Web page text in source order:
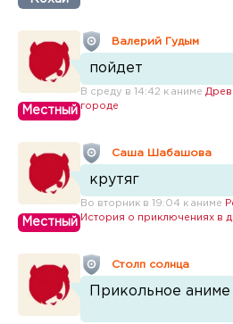
Местный
Валерий Гудым
пойдет
В среду в 14:42 к аниме
городе
Местный
Саша Шабашова
крутяг
Во вторник в 19:04 к аниме
История о приключениях в
Столп солнца
Прикольное аниме